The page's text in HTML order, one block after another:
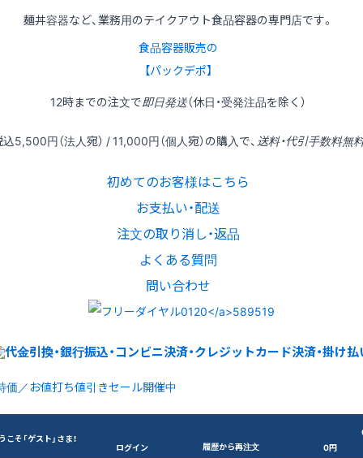
麺丼容器など、業務用のテイクアウト食品容器の専門店です。
食品容器販売の
【パックデポ】
12時までの注文で即日発送（休日・受発注品を除く）
込5,500円（法人宛） / 11,000円（個人宛）の購入で、 送料・代引手数料無
初めてのお客様はこちら
お支払い・配送
注文の取り消し・返品
よくある質問
問い合わせ
価／お値打ち値引きセール開催中
こそ「ゲスト」さま！
ログイン 履歴から再注文
0円